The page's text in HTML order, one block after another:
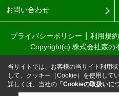
お問い合わせ
プライバシーポリシー 利用規約
Copyright(c) 株式会社森の
当サイトでは、お客様の当サイト利用
して、クッキー（Cookie）を使用してい
詳しくは、当社の 「Cookieの取扱いに